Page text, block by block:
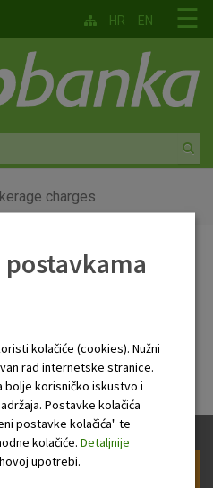
☰
HR EN
charges
brokerage
charges (valid from
kolačiće (cookies). Nužni
rad internetske stranice.
bolje korisničko iskustvo i
Postavke kolačića
postavke kolačića" te
kolačiće. Detaljnije
upotrebi.